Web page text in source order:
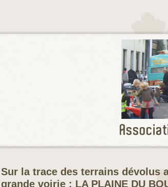
Sur la trace des terrains dévolus
grande voirie : LA PLAINE DU